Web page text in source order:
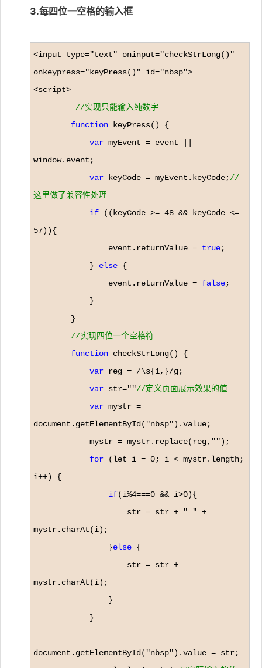
3.每四位一空格的输入框
<input type="text" oninput="checkStrLong()"
onkeypress="keyPress()" id="nbsp">
<script>
//实现只能输入纯数字
function keyPress() {
var myEvent = event ||
window.event;
var keyCode = myEvent.keyCode;//
这里做了兼容性处理
if ((keyCode >= 48 && keyCode <=
57)){
                event.returnValue
= true;
            }
else {
                event.returnValue
= false;
//实现四位一个空格符
function checkStrLong() {
var reg = /\s{1,}/g;
var str=""//定义页面展示效果的值
var mystr =
document.getElementById("nbsp").value;
            mystr
= mystr.replace(reg,"");
for (let i = 0; i < mystr.length;
i++) {
if(i%4===0 && i>0){
                    str
= str + " " +
mystr.charAt(i);
                }
else {
                    str
= str +
mystr.charAt(i);
document.getElementById( "nbsp").value = str;